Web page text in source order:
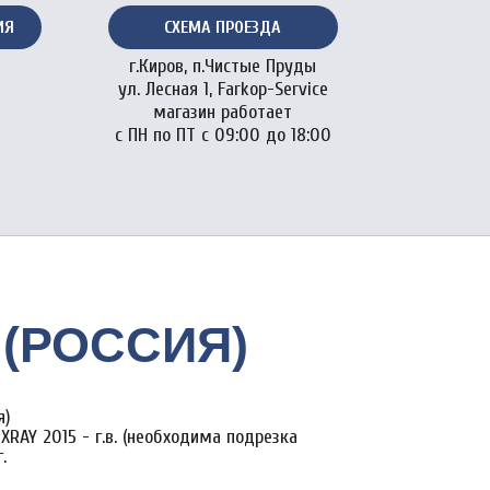
СХЕМА ПРОЕЗДА
г.Киров, п.Чистые Пруды
ул. Лесная 1, Farkop-Service
магазин работает
с ПН по ПТ с 09:00 до 18:00
(РОССИЯ)
2015 - г.в. (необходима подрезка